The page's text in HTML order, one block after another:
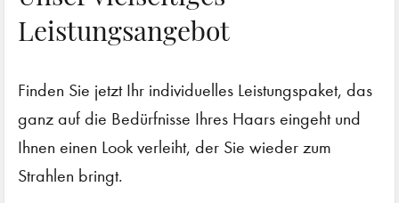
Leistungsangebot
Finden Sie jetzt Ihr individuelles Leistungspaket, das
ganz auf die Bedürfnisse Ihres Haars eingeht und
Ihnen einen Look verleiht, der Sie wieder zum
Strahlen bringt.